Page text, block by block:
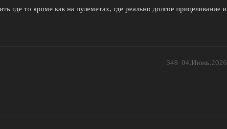
где то кроме как на пулеметах, где реально долгое прицеливание и
348